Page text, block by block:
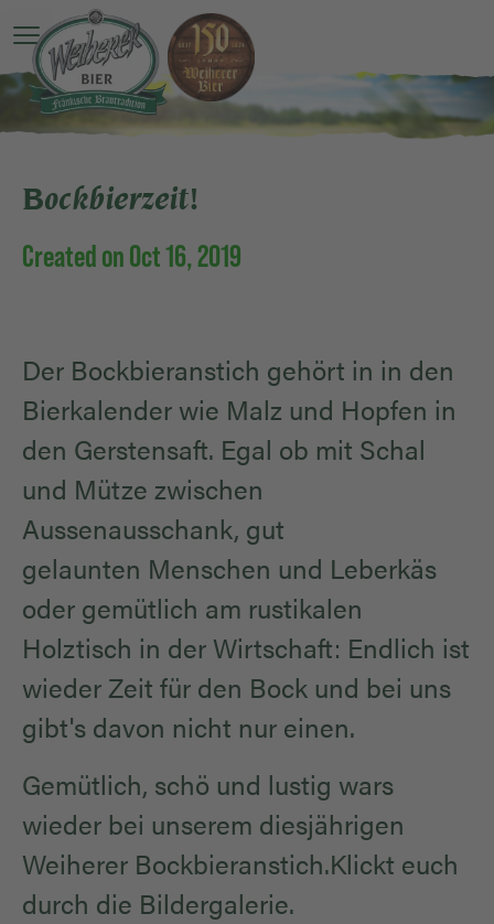
Open main menu
Bockbierzeit!
Created on Oct 16, 2019
Der Bockbieranstich gehört in in den
Bierkalender wie Malz und Hopfen in
den Gerstensaft. Egal ob mit Schal
und Mütze zwischen
Aussenausschank, gut
gelaunten Menschen und Leberkäs
oder gemütlich am rustikalen
Holztisch in der Wirtschaft: Endlich ist
wieder Zeit für den Bock und bei uns
gibt's davon nicht nur einen.
Gemütlich, schö und lustig wars
wieder bei unserem diesjährigen
Weiherer Bockbieranstich.Klickt euch
durch die Bildergalerie.